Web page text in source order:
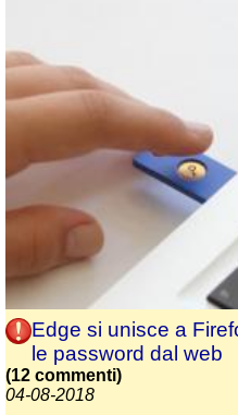
Edge si unisce a
le password dal web
(12 commenti)
04-08-2018